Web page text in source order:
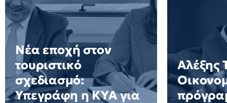
Νέα εποχή στον
τουριστικό
σχεδιασμό:
Υπεγράφη η ΚΥΑ για
Αλέξης